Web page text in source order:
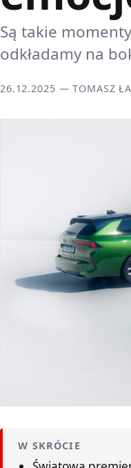
Są takie
odkładamy na
26.12.2025 — TOMASZ
W SKRÓCIE